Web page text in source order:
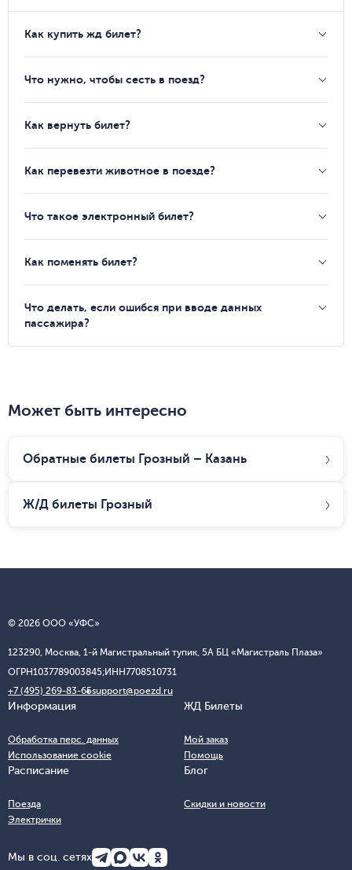
Как купить жд билет?
Что нужно, чтобы сесть в поезд?
Как вернуть билет?
Как перевезти животное в поезде?
Что такое электронный билет?
Как поменять билет?
Что делать, если ошибся при вводе данных
пассажира?
Может быть интересно
Обратные билеты Грозный – Казань
Ж/Д билеты Грозный
© 2026 ООО «УФС»
123290, Москва, 1-й Магистральный тупик, 5А БЦ «Магистраль Плаза»
ОГРН1037789003845;ИНН7708510731
+7 (495) 269-83-65support@poezd.ru
Информация
Обработка перс. данных
Использование cookie
ЖД Билеты
Мой заказ
Помощь
Расписание
Поезда
Электрички
Блог
Скидки и новости
Мы в соц. сетях